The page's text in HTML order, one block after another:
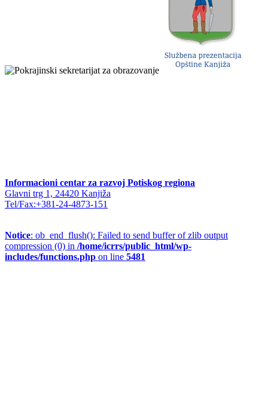
Informacioni centar za razvoj Potiskog regiona
Glavni trg 1, 24420 Kanjiža
Tel/Fax:+381-24-4873-151
Notice: ob_end_flush(): Failed to send buffer of zlib output
compression (0) in /home/icrrs/public_html/wp-
includes/functions.php on line 5481